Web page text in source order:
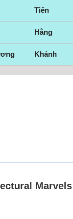
Tiên
Hằng
Khánh